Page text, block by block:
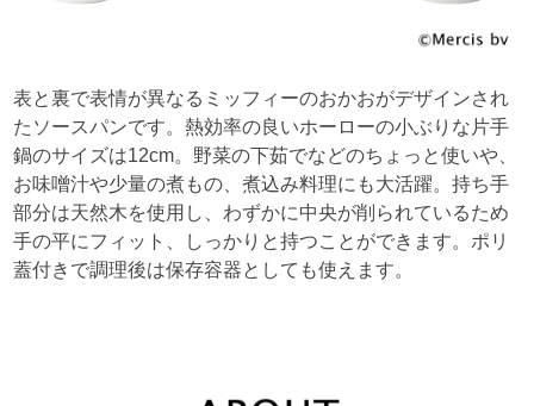
表と裏で表情が異なるミッフィーのおかおがデザインされ
たソースパンです。熱効率の良いホーローの小ぶりな片手
鍋のサイズは12cm。野菜の下茹でなどのちょっと使いや、
お味噌汁や少量の煮もの、煮込み料理にも大活躍。持ち手
部分は天然木を使用し、わずかに中央が削られているため
手の平にフィット、しっかりと持つことができます。ポリ
蓋付きで調理後は保存容器としても使えます。